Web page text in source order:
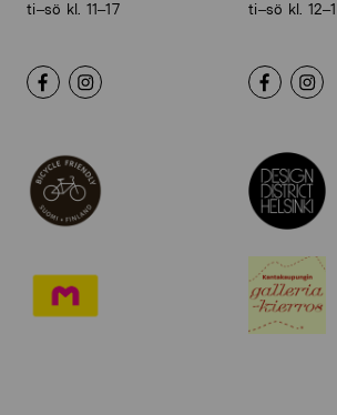
ti–sö kl. 11–17
ti–sö kl.